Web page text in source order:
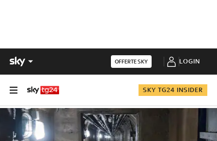
OFFERTE SKY LOGIN
SKY TG24 INSIDER